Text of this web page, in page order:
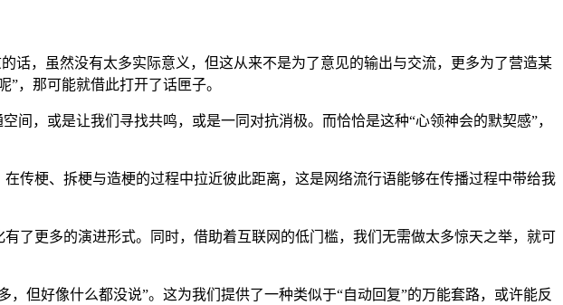
话，虽然没有太多实际意义，但这从来不是为了意见的输出与交流，更多为了营造某
，那可能就借此打开了话匣子。
，或是让我们寻找共鸣，或是一同对抗消极。而恰恰是这种“心领神会的默契感”，
传梗、拆梗与造梗的过程中拉近彼此距离，这是网络流行语能够在传播过程中带给我
了更多的演进形式。同时，借助着互联网的低门槛，我们无需做太多惊天之举，就可
，但好像什么都没说”。这为我们提供了一种类似于“自动回复”的万能套路，或许能反